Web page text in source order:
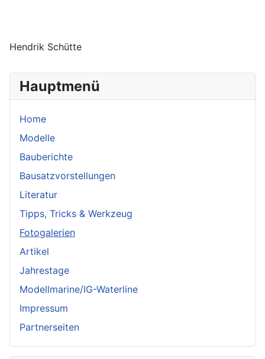
Hauptmenü
Home
Modelle
Bauberichte
Bausatzvorstellungen
Literatur
Tipps, Tricks & Werkzeug
Fotogalerien
Artikel
Jahrestage
Modellmarine/IG-Waterline
Impressum
Partnerseiten
Hendrik Schütte